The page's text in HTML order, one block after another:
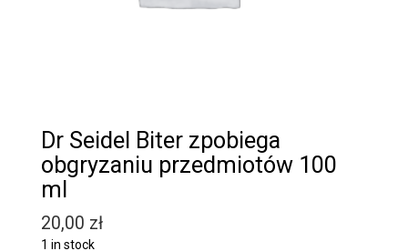
Dr Seidel Biter zpobiega
obgryzaniu przedmiotów 100
ml
20,00 zł
1 in stock